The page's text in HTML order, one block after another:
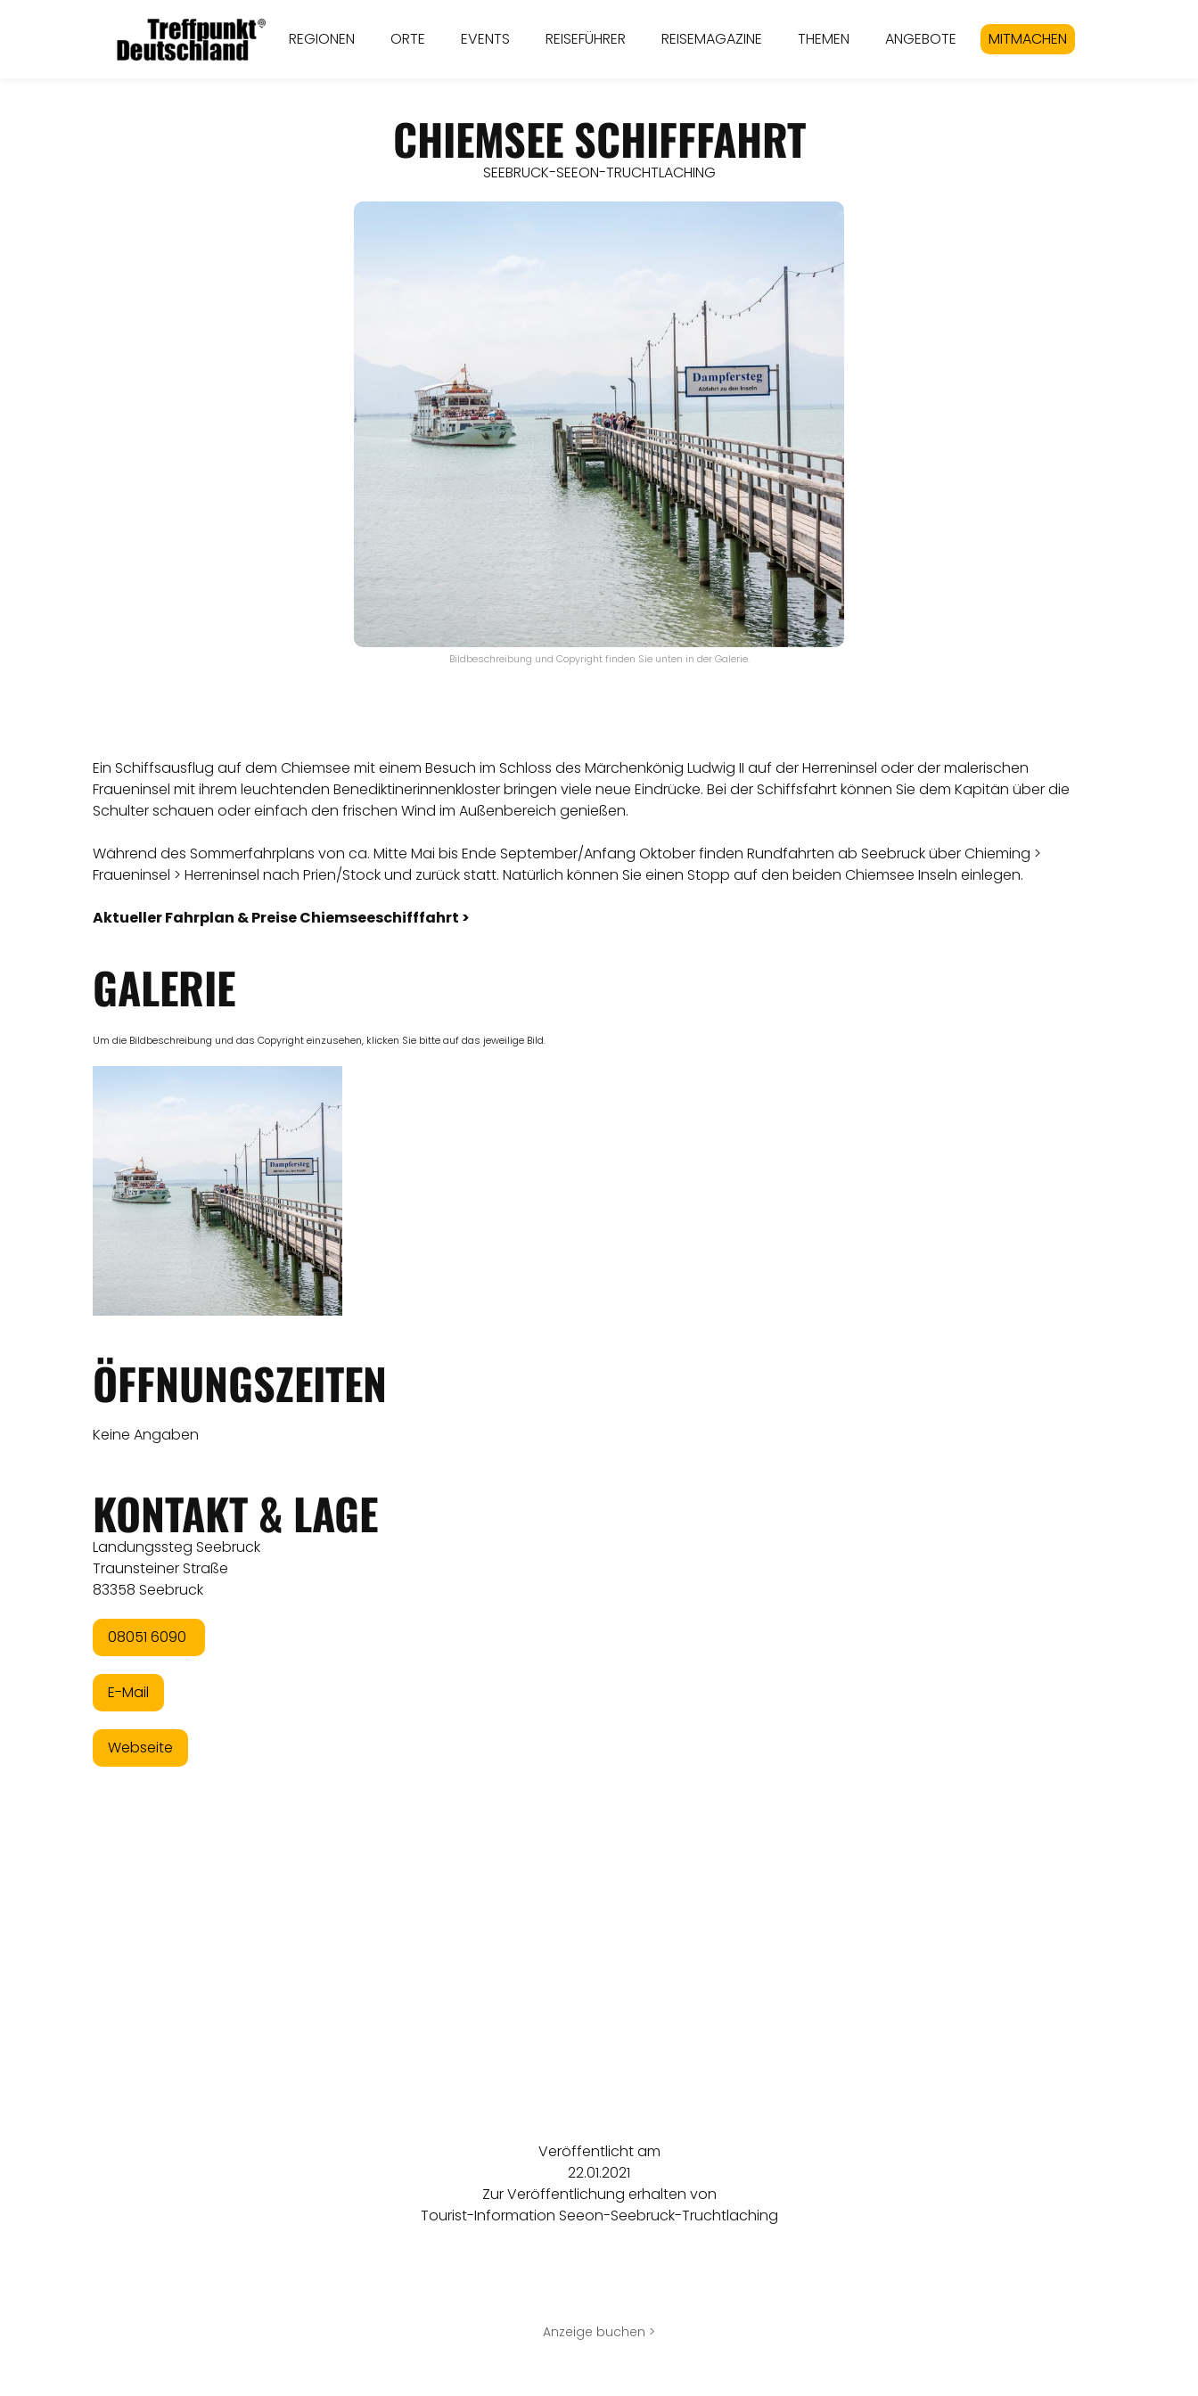
REGIONEN ORTE EVENTS REISEFÜHRER REISEMAGAZINE THEMEN ANGEBOTE MITMACHEN
CHIEMSEE SCHIFFFAHRT
SEEBRUCK-SEEON-TRUCHTLACHING
Bildbeschreibung und Copyright finden Sie unten in der Galerie.
Ein Schiffsausflug auf dem Chiemsee mit einem Besuch im Schloss des Märchenkönig Ludwig II auf der Herreninsel oder der malerischen
Fraueninsel mit ihrem leuchtenden Benediktinerinnenkloster bringen viele neue Eindrücke. Bei der Schiffsfahrt können Sie dem Kapitän über die
Schulter schauen oder einfach den frischen Wind im Außenbereich genießen.
Während des Sommerfahrplans von ca. Mitte Mai bis Ende September/Anfang Oktober finden Rundfahrten ab Seebruck über Chieming >
Fraueninsel > Herreninsel nach Prien/Stock und zurück statt. Natürlich können Sie einen Stopp auf den beiden Chiemsee Inseln einlegen.
Aktueller Fahrplan & Preise Chiemseeschifffahrt >
GALERIE
Um die Bildbeschreibung und das Copyright einzusehen, klicken Sie bitte auf das jeweilige Bild.
ÖFFNUNGSZEITEN
Keine Angaben
KONTAKT & LAGE
Landungssteg Seebruck
Traunsteiner Straße
83358 Seebruck
08051 6090
E-Mail
Webseite
Veröffentlicht am
22.01.2021
Zur Veröffentlichung erhalten von
Tourist-Information Seeon-Seebruck-Truchtlaching
Anzeige buchen >